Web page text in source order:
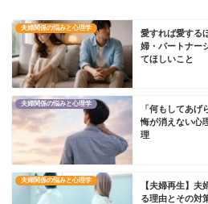
夫婦関係の悩みと心理学
愛すれば愛する
婦・パートナー
てほしいこと
夫婦関係の悩みと心理学
「何もしてあ
悔が消えない心
理
夫婦関係の悩みと心理学
【夫婦再生】
る理由とその対